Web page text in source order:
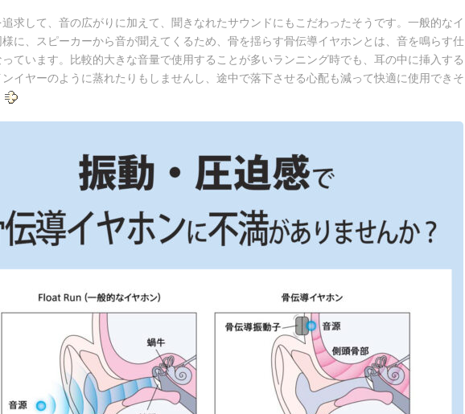
求して、音の広がりに加えて、聞きなれたサウンドにもこだわったそうです。一般的なイ
に、スピーカーから音が聞えてくるため、骨を揺らす骨伝導イヤホンとは、音を鳴らす仕
ています。比較的大きな音量で使用することが多いランニング時でも、耳の中に挿入する
ンイヤーのように蒸れたりもしませんし、途中で落下させる心配も減って快適に使用できそ